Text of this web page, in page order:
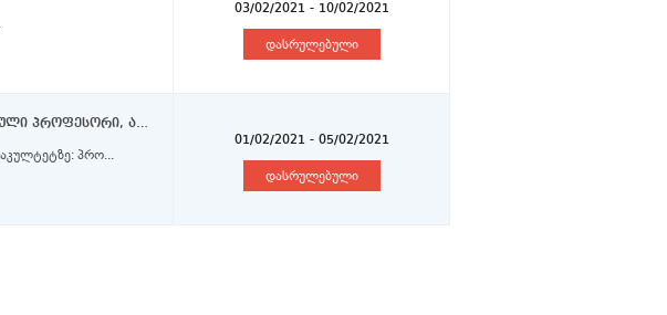
03/02/2021 - 10/02/2021
დასრულებული
ზუსტ და საბუნებისმეტყველო მეცნიერებათა ფაკულტეტი - პროფესორი, ასოცირებული პროფესორი, ასისტენტ - პროფესორი
კონკურსი გამოცხადდა 2020 წლის 28 დეკემბერს ზუსტ და საბუნებისმეტყველო მეცნიერებათა ფაკულტეტზე: პრო...
01/02/2021 - 05/02/2021
დასრულებული